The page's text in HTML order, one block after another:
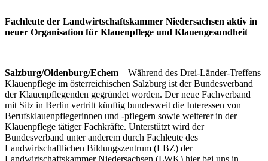
Fachleute der Landwirtschaftskammer Niedersachsen aktiv in
neuer Organisation für Klauenpflege und Klauengesundheit
Salzburg/Oldenburg/Echem – Während des Drei-Länder-Treffens
Klauenpflege im österreichischen Salzburg ist der Bundesverband
der Klauenpflegenden gegründet worden. Der neue Fachverband
mit Sitz in Berlin vertritt künftig bundesweit die Interessen von
Berufsklauenpflegerinnen und -pflegern sowie weiterer in der
Klauenpflege tätiger Fachkräfte. Unterstützt wird der
Bundesverband unter anderem durch Fachleute des
Landwirtschaftlichen Bildungszentrum (LBZ) der
Landwirtschaftskammer Niedersachsen (LWK) hier bei uns in